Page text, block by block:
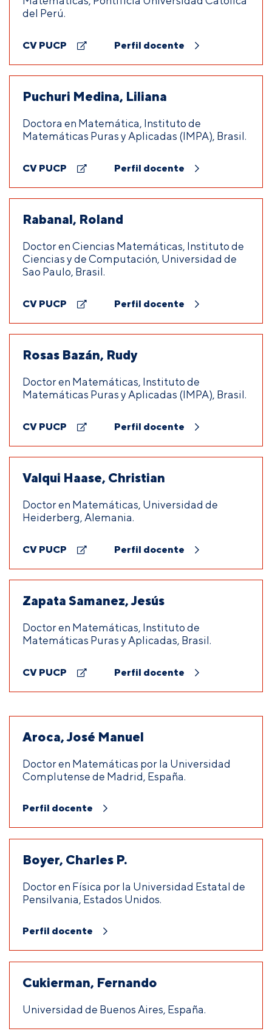
del Perú.
CV PUCP Perfil docente
Puchuri Medina, Liliana
Doctora en Matemática, Instituto de
Matemáticas Puras y Aplicadas (IMPA), Brasil.
CV PUCP Perfil docente
Rabanal, Roland
Doctor en Ciencias Matemáticas, Instituto de
Ciencias y de Computación, Universidad de
Sao Paulo, Brasil.
CV PUCP Perfil docente
Rosas Bazán, Rudy
Doctor en Matemáticas, Instituto de
Matemáticas Puras y Aplicadas (IMPA), Brasil.
CV PUCP Perfil docente
Valqui Haase, Christian
Doctor en Matemáticas, Universidad de
Heiderberg, Alemania.
CV PUCP Perfil docente
Zapata Samanez, Jesús
Doctor en Matemáticas, Instituto de
Matemáticas Puras y Aplicadas, Brasil.
CV PUCP Perfil docente
Aroca, José Manuel
Doctor en Matemáticas por la Universidad
Complutense de Madrid, España.
Perfil docente
Boyer, Charles P.
Doctor en Física por la Universidad Estatal de
Pensilvania, Estados Unidos.
Perfil docente
Cukierman, Fernando
Universidad de Buenos Aires, España.